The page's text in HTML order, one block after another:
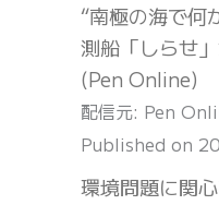
“南極の海で何
測船「しらせ
(Pen Online)
配信元: Pen
Published on
環境問題に関